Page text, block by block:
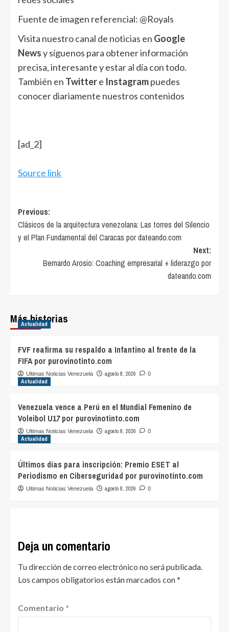
Fuente de imagen referencial: @Royals
Visita nuestro canal de noticias en Google
Newsy síguenos para obtener información
precisa, interesante y estar al día con todo.
También en Twittere Instagrampuedes
conocer diariamente nuestros contenidos
[ad_2]
Source link
Post
navigation
Previous:
Clásicos de la arquitectura venezolana: Las torres del Silencio
y el Plan Fundamental del Caracas por dateando.com
Next:
Bernardo Arosio: Coaching empresarial + liderazgo por
dateando.com
Más historias
Actualidad
FVF reafirma su respaldo a Infantino al frente de la
FIFA por purovinotinto.com
Ultimas Noticias Venezuela agosto 8, 2026 0
Actualidad
Venezuela vence a Perú en el Mundial Femenino de
Voleibol U17 por purovinotinto.com
Ultimas Noticias Venezuela agosto 8, 2026 0
Actualidad
Últimos días para inscripción: Premio ESET al
Periodismo en Ciberseguridad por purovinotinto.com
Ultimas Noticias Venezuela agosto 8, 2026 0
Deja un comentario
Tu dirección de correo electrónico no será publicada.
Los campos obligatorios están marcados con*
Comentario *